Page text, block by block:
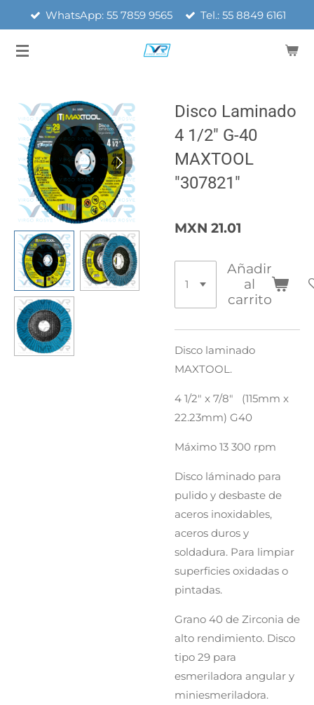
contenido
WhatsApp: 55 7859 9565 Tel.: 55 8849 6161
Disco Laminado
4 1/2" G-40
MAXTOOL
"307821"
MXN 21.01
Añadir
al
carrito
Disco laminado
MAXTOOL.
4 1/2" x 7/8" (115mm x
22.23mm) G40
Máximo 13 300 rpm
Disco láminado para
pulido y desbaste de
aceros inoxidables,
aceros duros y
soldadura. Para limpiar
superficies oxidadas o
pintadas.
Grano 40 de Zirconia de
alto rendimiento. Disco
tipo 29 para
esmeriladora angular y
miniesmeriladora.